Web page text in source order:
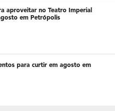
aproveitar no Teatro Imperial
em Petrópolis
para curtir em agosto em